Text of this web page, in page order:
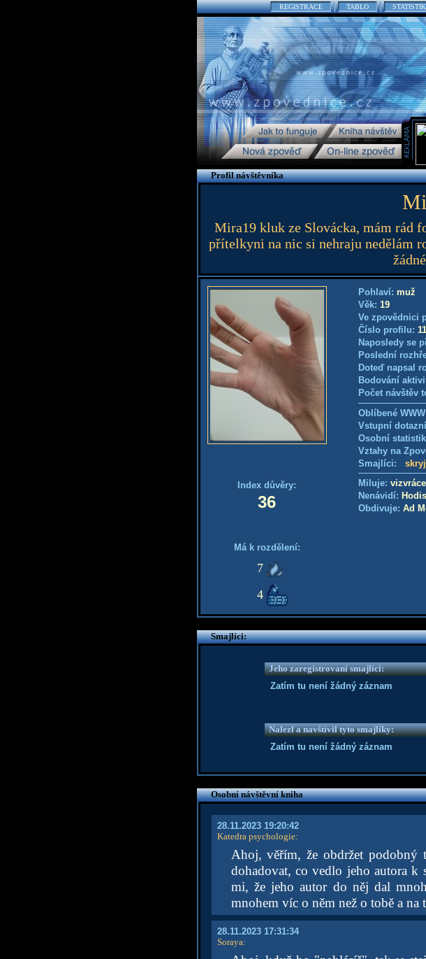
REGISTRACE TABLO
Profil návštěvníka
Mira19 kluk ze Slovácka, mám rád
přítelkyni na nic si nehraju nedělám
Index důvěry:
36
Má k rozdělení:
7
4
Pohlaví: muž
Věk: 19
Ve zpovědnici
Číslo profilu:
Naposledy se
Poslední
Doteď napsal
Bodování
Počet návštěv
Oblíbené
Vstupní
Osobní
Vztahy na
Smajlíci: skryj
Miluje:
Nenávidí:
Obdivuje: Ad
Smajlíci:
Jeho zaregistrovaní smajlíci:
Zatím tu není žádný záznam
Nalezl a navštívil tyto smajlíky:
Zatím tu není žádný záznam
Osobní návštěvní kniha
28.11.2023 19:20:42
Katedra psychologie:
Ahoj, věřím, že obdržet podobný
dohadovat, co vedlo jeho autora k
mi, že jeho autor do něj dal
mnohem víc o něm než o tobě a na
28.11.2023 17:31:34
Soraya: